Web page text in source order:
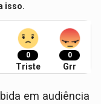
isso.
0
Triste
0
Grr
em audiência